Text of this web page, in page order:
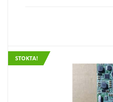
STOKTA!